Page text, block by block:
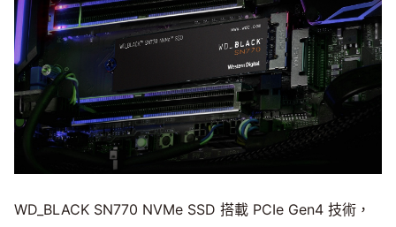
WD_BLACK SN770 NVMe SSD 搭載 PCIe Gen4 技術，